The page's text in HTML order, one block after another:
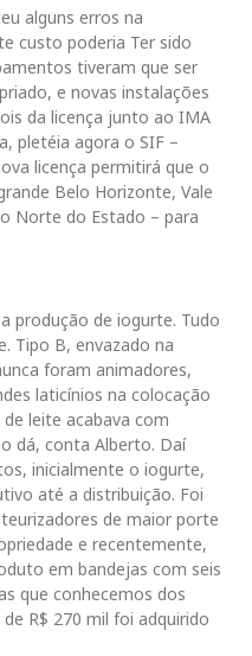
alguns erros na
custo poderia Ter sido
tiveram que ser
e novas instalações
da licença junto ao IMA
pletéia agora o SIF –
licença permitirá que o
Belo Horizonte, Vale
Norte do Estado – para
produção de iogurte. Tudo
Tipo B, envazado na
foram animadores,
laticínios na colocação
leite acabava com
dá, conta Alberto. Daí
inicialmente o iogurte,
até a distribuição. Foi
de maior porte
e recentemente,
em bandejas com seis
que conhecemos dos
R$ 270 mil foi adquirido